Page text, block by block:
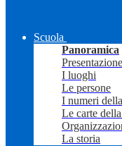
Scuola
Panoramica
Presentazione
I luoghi
Le persone
I numeri
Le carte
La storia